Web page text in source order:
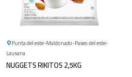
Punta del este Maldonado Paseo del este
Lausana
NUGGETS RIKITOS 2,5KG